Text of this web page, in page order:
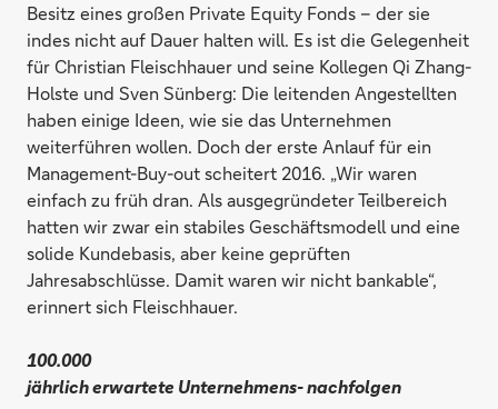
Besitz eines großen Private Equity Fonds – der sie
indes nicht auf Dauer halten will. Es ist die Gelegenheit
für Christian Fleischhauer und seine Kollegen Qi Zhang-
Holste und Sven Sünberg: Die leitenden Angestellten
haben einige Ideen, wie sie das Unternehmen
weiterführen wollen. Doch der erste Anlauf für ein
Management-Buy-out scheitert 2016. „Wir waren
einfach zu früh dran. Als ausgegründeter Teilbereich
hatten wir zwar ein stabiles Geschäftsmodell und eine
solide Kundebasis, aber keine geprüften
Jahresabschlüsse. Damit waren wir nicht bankable“,
erinnert sich Fleischhauer.
100.000
jährlich erwartete Unternehmens- nachfolgen